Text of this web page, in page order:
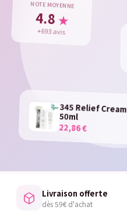
345 Relief Cream
50ml
22,86 €
NOTE MOYENNE
4.8 ★
+693 avis
Livraison offerte
dès 59€ d'achat